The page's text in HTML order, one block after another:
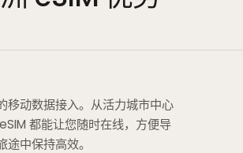
移动数据接入。从活力城市中心
都能让您随时在线，方便导
中保持高效。